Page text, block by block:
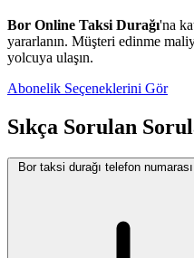
Bor Online Taksi Durağı'na
yararlanın. Müşteri edinme
yolcuya ulaşın.
Abonelik Seçeneklerini Gör
Sıkça Sorulan
Bor taksi durağı telefon